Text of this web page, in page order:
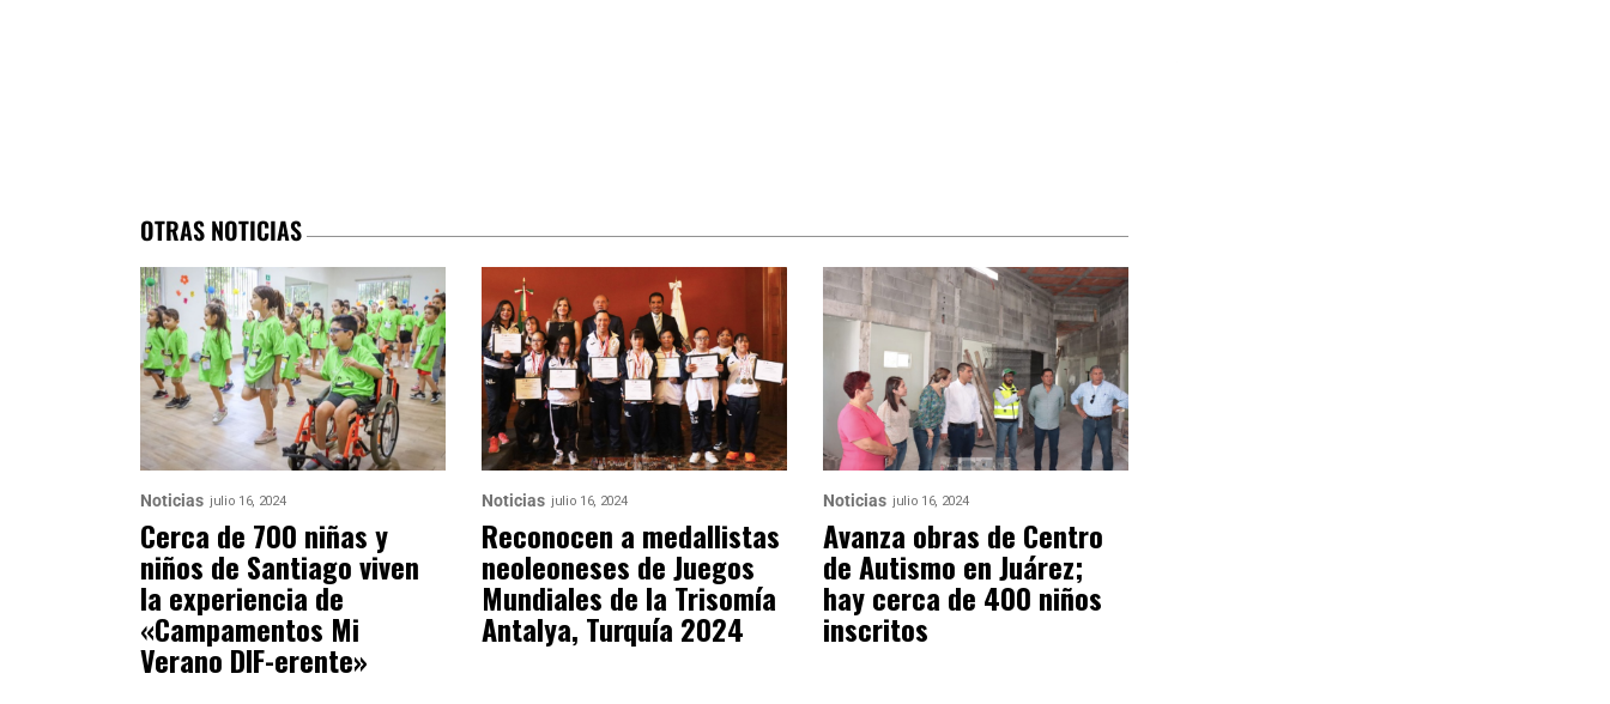
OTRAS NOTICIAS
Noticias julio 16, 2024
Cerca de 700 niñas y
niños de Santiago viven
la experiencia de
«Campamentos Mi
Verano DIF-erente»
Noticias julio 16, 2024
Reconocen a medallistas
neoleoneses de Juegos
Mundiales de la Trisomía
Antalya, Turquía 2024
Noticias julio 16, 2024
Avanza obras de Centro
de Autismo en Juárez;
hay cerca de 400 niños
inscritos